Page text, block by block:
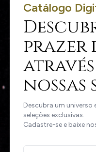
Catálogo
prazer
nossas
Descubra um universo
seleções exclusivas.
Cadastre-se e baixe